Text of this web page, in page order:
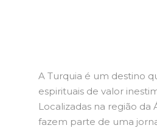
A Turquia é um destino
espirituais de valor
Localizadas na região da
fazem parte de uma